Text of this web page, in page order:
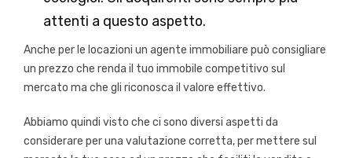
attenti a questo aspetto.
Anche per le locazioni un agente immobiliare può consigliare
un prezzo che renda il tuo immobile competitivo sul
mercato ma che gli riconosca il valore effettivo.
Abbiamo quindi visto che ci sono diversi aspetti da
considerare per una valutazione corretta, per mettere sul